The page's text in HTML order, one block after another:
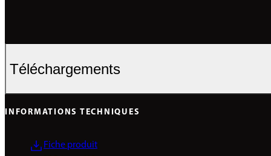
Téléchargements
INFORMATIONS TECHNIQUES
Fiche produit